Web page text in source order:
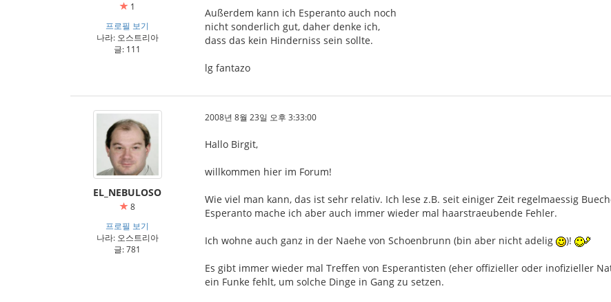
1
프로필 보기
나라: 오스트리아
글: 111
Außerdem kann ich Esperanto auch noch
nicht sonderlich gut, daher denke ich,
dass das kein Hinderniss sein sollte.
lg fantazo
EL_NEBULOSO
8
프로필 보기
나라: 오스트리아
글: 781
2008년 8월 23일 오후 3:33:00
Hallo Birgit,
willkommen hier im Forum!
Wie viel man kann, das ist sehr relativ. Ich lese z.B. seit einiger Zeit regelmaessig
Esperanto mache ich aber auch immer wieder mal haarstraeubende Fehler.
Ich wohne auch ganz in der Naehe von Schoenbrunn (bin aber nicht adelig )!
Es gibt immer wieder mal Treffen von Esperantisten (eher offizieller oder inofizieller
ein Funke fehlt, um solche Dinge in Gang zu setzen.